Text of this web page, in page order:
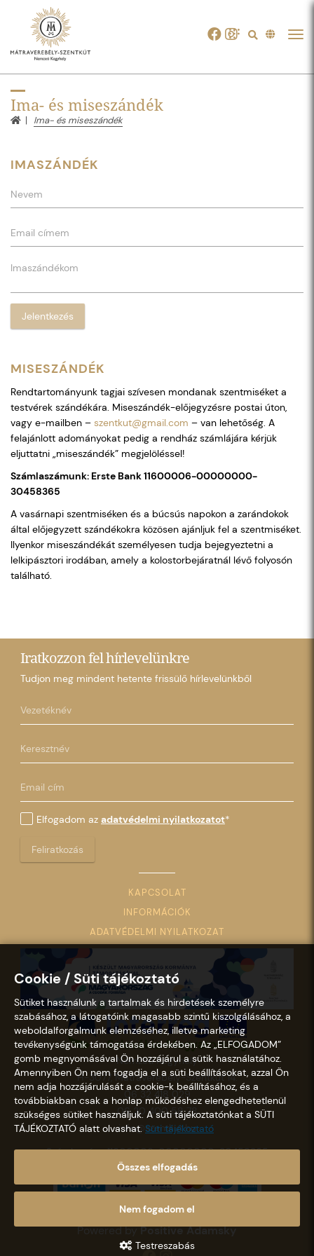
Ima- és miseszándék
Ima- és miseszándék
IMASZÁNDÉK
Jelentkezés
MISESZÁNDÉK
Rendtartományunk tagjai szívesen mondanak szentmiséket a
testvérek szándékára. Miseszándék-előjegyzésre postai úton,
vagy e-mailben – szentkut@gmail.com – van lehetőség. A
felajánlott adományokat pedig a rendház számlájára kérjük
eljuttatni „miseszándék” megjelöléssel!
Számlaszámunk: Erste Bank 11600006-00000000-
30458365
A vasárnapi szentmiséken és a búcsús napokon a zarándokok
által előjegyzett szándékokra közösen ajánljuk fel a szentmiséket.
Ilyenkor miseszándékát személyesen tudja bejegyeztetni a
lelkipásztori irodában, amely a kolostorbejáratnál lévő folyosón
található.
Iratkozzon fel hírlevelünkre
Tudjon meg mindent hetente frissülő hírlevelünkből
Elfogadom az adatvédelmi nyilatkozatot*
Feliratkozás
KAPCSOLAT
INFORMÁCIÓK
ADATVÉDELMI NYILATKOZAT
Nemzeti Kegyhely
H-3077, Mátraverebély-Szentkút 14.
06 32 418 029
06 20 400 58 78
info@szentkut.hu
Számlaszám: 11600006-00000000-30458365
Copyright © 2021 - 2026 Szentkút |
Powered byPositive Adamsky
Cookie / Süti tájékoztató
Sütiket használunk a tartalmak és hirdetések személyre
szabásához, a látogatóink magasabb szintű kiszolgálásához, a
weboldalforgalmunk elemzéséhez, illetve marketing
tevékenységünk támogatása érdekében. Az „ELFOGADOM”
gomb megnyomásával Ön hozzájárul a sütik használatához.
Amennyiben Ön nem fogadja el a süti beállításokat, azzal Ön
nem adja hozzájárulását a cookie-k beállításához, és a
továbbiakban csak a honlap működéshez elengedhetetlenül
szükséges sütiket használjuk. A süti tájékoztatónkat a SÜTI
TÁJÉKOZTATÓ alatt olvashat. Süti tájékoztató
Összes elfogadás
Nem fogadom el
Testreszabás